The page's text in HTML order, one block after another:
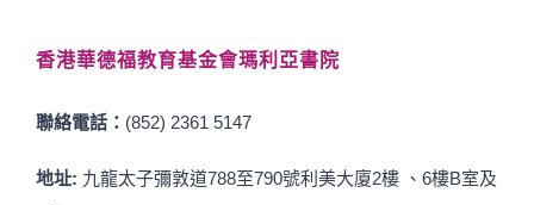
香港華德福教育基金會瑪利亞書院
聯絡電話： (852) 2361 5147
地址: 九龍太子彌敦道788至790號利美大廈2樓 、6樓B室及